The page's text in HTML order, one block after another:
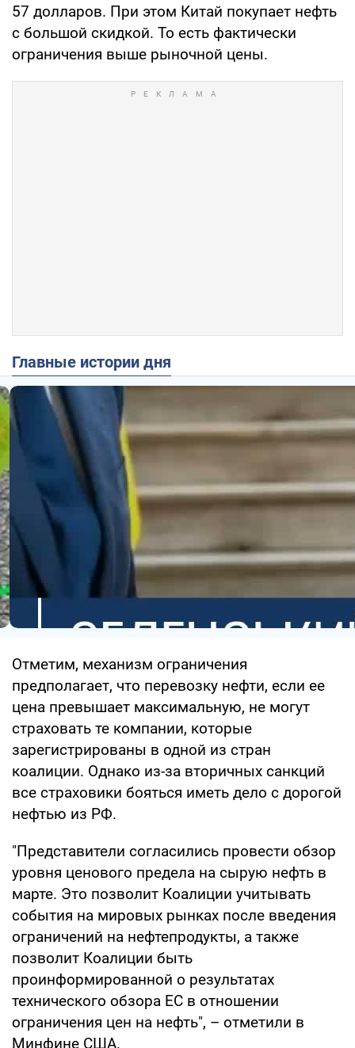
57 долларов. При этом Китай покупает нефть
с большой скидкой. То есть фактически
ограничения выше рыночной цены.
Главные истории дня
Отметим, механизм ограничения
предполагает, что перевозку нефти, если ее
цена превышает максимальную, не могут
страховать те компании, которые
зарегистрированы в одной из стран
коалиции. Однако из-за вторичных санкций
все страховики бояться иметь дело с дорогой
нефтью из РФ.
"Представители согласились провести обзор
уровня ценового предела на сырую нефть в
марте. Это позволит Коалиции учитывать
события на мировых рынках после введения
ограничений на нефтепродукты, а также
позволит Коалиции быть
проинформированной о результатах
технического обзора ЕС в отношении
ограничения цен на нефть", – отметили в
Минфине США.